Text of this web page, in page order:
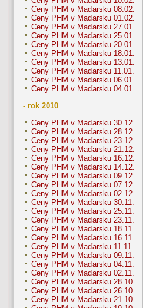
Ceny PHM v Maďarsku 08.02.
Ceny PHM v Maďarsku 01.02.
Ceny PHM v Maďarsku 27.01.
Ceny PHM v Maďarsku 25.01.
Ceny PHM v Maďarsku 20.01.
Ceny PHM v Maďarsku 18.01.
Ceny PHM v Maďarsku 13.01.
Ceny PHM v Maďarsku 11.01.
Ceny PHM v Maďarsku 06.01.
Ceny PHM v Maďarsku 04.01.
- rok 2010
Ceny PHM v Maďarsku 30.12.
Ceny PHM v Maďarsku 28.12.
Ceny PHM v Maďarsku 23.12.
Ceny PHM v Maďarsku 21.12.
Ceny PHM v Maďarsku 16.12.
Ceny PHM v Maďarsku 14.12.
Ceny PHM v Maďarsku 09.12.
Ceny PHM v Maďarsku 07.12.
Ceny PHM v Maďarsku 02.12.
Ceny PHM v Maďarsku 30.11.
Ceny PHM v Maďarsku 25.11.
Ceny PHM v Maďarsku 23.11.
Ceny PHM v Maďarsku 18.11.
Ceny PHM v Maďarsku 16.11.
Ceny PHM v Maďarsku 11.11.
Ceny PHM v Maďarsku 09.11.
Ceny PHM v Maďarsku 04.11.
Ceny PHM v Maďarsku 02.11.
Ceny PHM v Maďarsku 28.10.
Ceny PHM v Maďarsku 26.10.
Ceny PHM v Maďarsku 21.10.